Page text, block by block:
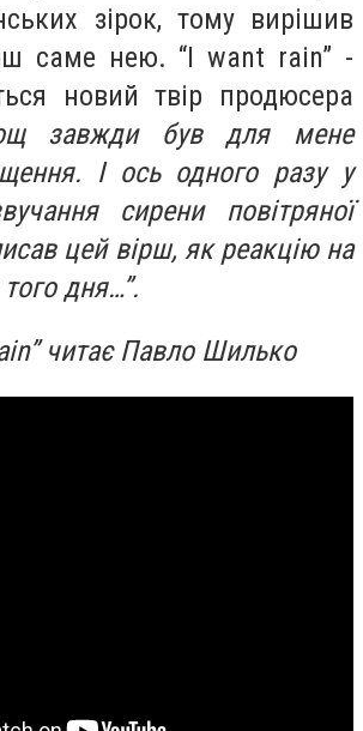
зірок, тому вирішив
саме нею. “I want rain” -
новий твір продюсера
завжди був для мене
І ось одного разу у
сирени повітряної
цей вірш, як реакцію на
дня…”.
читає Павло Шилько